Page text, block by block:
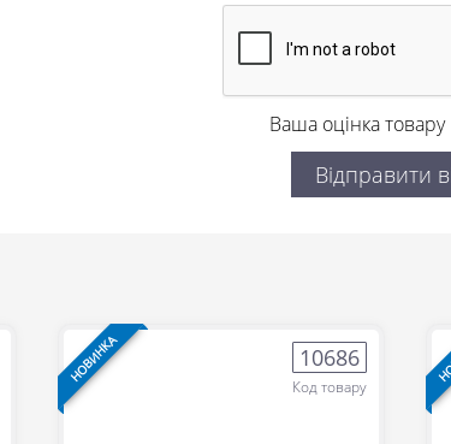
Ваша оцінка товару
Відправити
НОВИНКА 10686
Код товару